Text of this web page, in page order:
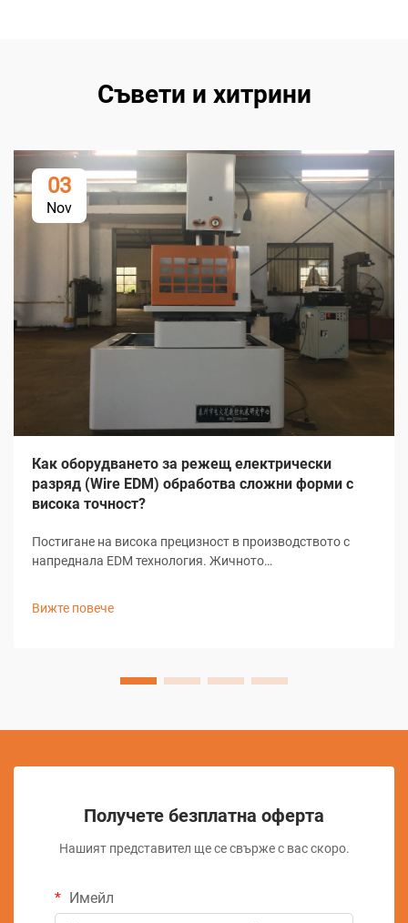
Съвети и хитрини
03
Nov
Как оборудването за режещ електрически
разряд (Wire EDM) обработва сложни форми с
висока точност?
Постигане на висока прецизност в производството с
напреднала EDM технология. Жичното
прецизно производство и предлага безпрецедентни
Вижте повече
Получете безплатна оферта
Нашият представител ще се свърже с вас скоро.
Имейл